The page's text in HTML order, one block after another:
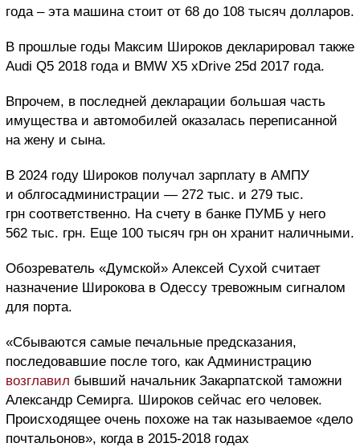
года – эта машина стоит от 68 до 108 тысяч долларов.
В прошлые годы Максим Широков декларировал также
Audi Q5 2018 года и BMW X5 xDrive 25d 2017 года.
Впрочем, в последней декларации большая часть
имущества и автомобилей оказалась переписанной
на жену и сына.
В 2024 году Широков получал зарплату в АМПУ
и облгосадминистрации — 272 тыс. и 279 тыс.
грн соответственно. На счету в банке ПУМБ у него
562 тыс. грн. Еще 100 тысяч грн он хранит наличными.
Обозреватель «Думской» Алексей Сухой считает
назначение Широкова в Одессу тревожным сигналом
для порта.
«Сбываются самые печальные предсказания,
последовавшие после того, как Администрацию
возглавил бывший начальник Закарпатской таможни
Александр Семирга. Широков сейчас его человек.
Происходящее очень похоже на так называемое «дело
почтальонов», когда в 2015-2018 годах